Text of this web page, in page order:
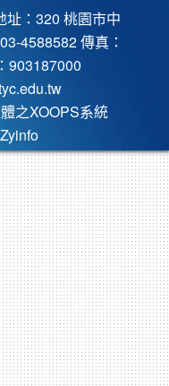
址：320 桃園市中
4588582 傳真：
903187000
之XOOPS系統
Zyinfo